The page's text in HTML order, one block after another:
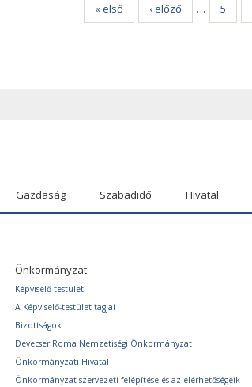
« első ‹ előző … 5
Gazdaság Szabadidő Hivatal
Önkormányzat
Képviselő testület
A Képviselő-testület tagjai
Bizottságok
Devecser Roma Nemzetiségi Önkormányzat
Önkormányzati Hivatal
Önkormányzat szervezeti felépítése és az elérhetőségeik